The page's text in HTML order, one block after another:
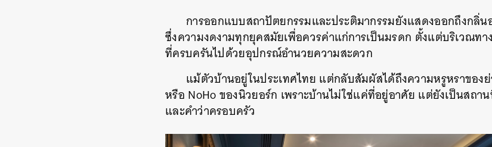
การออกแบบสถาปัตยกรรมและประติมากรรมยังแสดงออกถึงกลิ่น
ซึ่งความงดงามทุกยุคสมัยเพื่อควรค่าแก่การเป็นมรดก ตั้งแต่บริเวณท
ที่ครบครันไปด้วยอุปกรณ์อำนวยความสะดวก
แม้ตัวบ้านอยู่ในประเทศไทย แต่กลับสัมผัสได้ถึงความหรูหราของ
หรือ NoHo ของนิวยอร์ก เพราะบ้านไม่ใช่แค่ที่อยู่อาศัย แต่ยังเป็นสถ
และคำว่าครอบครัว